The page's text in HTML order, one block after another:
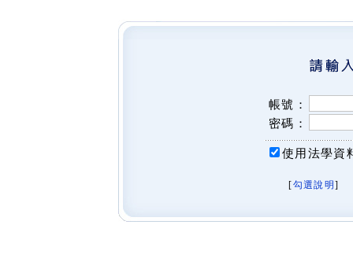
帳號：
密碼：
使用法學資
[勾選說明 ]